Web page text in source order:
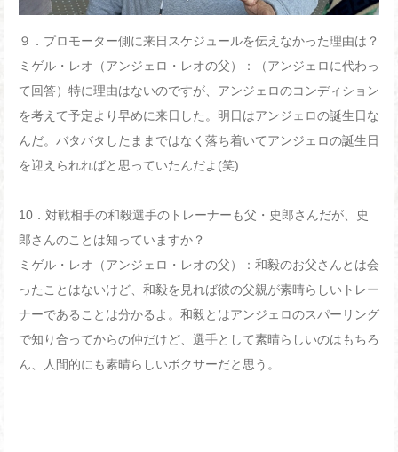
９．プロモーター側に来日スケジュールを伝えなかった理由は？
ミゲル・レオ（アンジェロ・レオの父）：（アンジェロに代わっ
て回答）特に理由はないのですが、アンジェロのコンディション
を考えて予定より早めに来日した。明日はアンジェロの誕生日な
んだ。バタバタしたままではなく落ち着いてアンジェロの誕生日
を迎えられればと思っていたんだよ (笑)
10 ．対戦相手の和毅選手のトレーナーも父・史郎さんだが、史
郎さんのことは知っていますか？
ミゲル・レオ（アンジェロ・レオの父）：和毅のお父さんとは会
ったことはないけど、和毅を見れば彼の父親が素晴らしいトレー
ナーであることは分かるよ。和毅とはアンジェロのスパーリング
で知り合ってからの仲だけど、選手として素晴らしいのはもちろ
ん、人間的にも素晴らしいボクサーだと思う。